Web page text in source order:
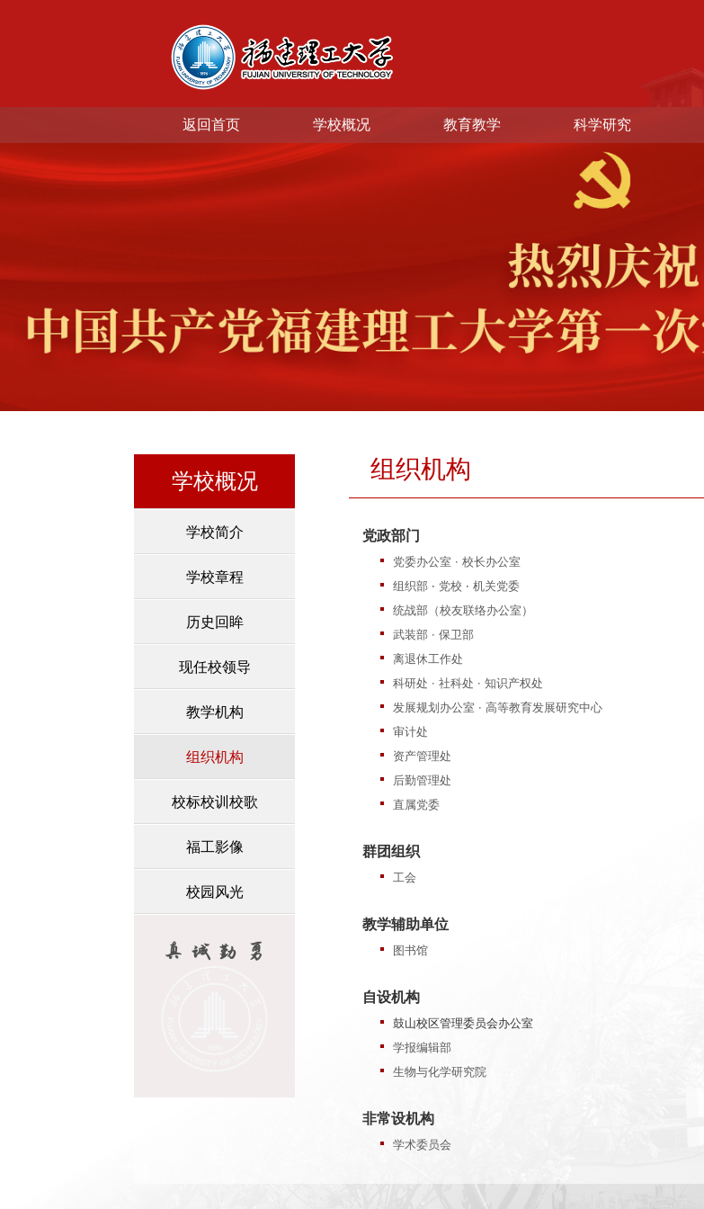
返回首页 学校概况 教育教学 科学研究
学校概况
学校简介
学校章程
历史回眸
现任校领导
教学机构
组织机构
校标校训校歌
福工影像
校园风光
组织机构
党政部门
党委办公室 · 校长办公室
组织部 · 党校 ·机关党委
统战部（校友联络办公室）
武装部 · 保卫部
离退休工作处
科研处 · 社科处 · 知识产权处
发展规划办公室 · 高等教育发展研究中心
审计处
资产管理处
后勤管理处
直属党委
群团组织
工会
教学辅助单位
图书馆
自设机构
鼓山校区管理委员会办公室
学报编辑部
生物与化学研究院
非常设机构
学术委员会